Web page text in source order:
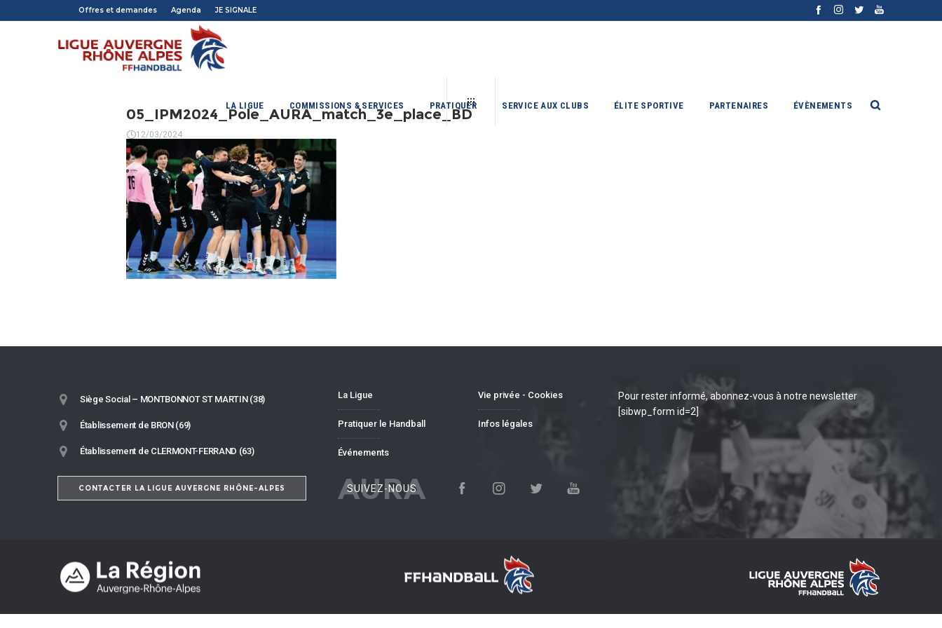
Offres et demandes Agenda JE SIGNALE
LA LIGUE COMMISSIONS & SERVICES PRATIQUER SERVICE AUX CLUBS ÉLITE SPORTIVE PARTENAIRES ÉVÈNEMENTS
05_IPM2024_Pole_AURA_match_3e_place_BD
12/03/2024
Siège Social – MONTBONNOT ST MARTIN (38)
Établissement de BRON (69)
Établissement de CLERMONT-FERRAND (63)
CONTACTER LA LIGUE AUVERGNE RHÔNE-ALPES
La Ligue
Pratiquer le Handball
Événements
Vie privée - Cookies
Infos légales
AURA
SUIVEZ-NOUS
Pour rester informé, abonnez-vous à notre newsletter
[sibwp_form id=2]